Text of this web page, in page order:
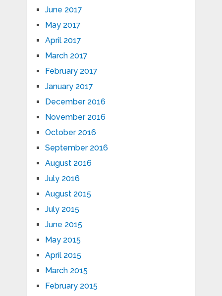
June 2017
May 2017
April 2017
March 2017
February 2017
January 2017
December 2016
November 2016
October 2016
September 2016
August 2016
July 2016
August 2015
July 2015
June 2015
May 2015
April 2015
March 2015
February 2015